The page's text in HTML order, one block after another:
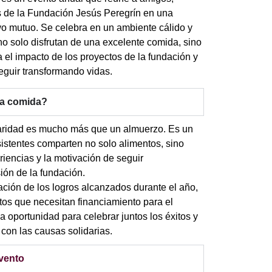
la Fundación Jesús Peregrín en una
mutuo. Se celebra en un ambiente cálido y
solo disfrutan de una excelente comida, sino
el impacto de los proyectos de la fundación y
transformando vidas.
comida?
es mucho más que un almuerzo. Es un
comparten no solo alimentos, sino
y la motivación de seguir
de la fundación.
de los logros alcanzados durante el año,
que necesitan financiamiento para el
oportunidad para celebrar juntos los éxitos y
las causas solidarias.